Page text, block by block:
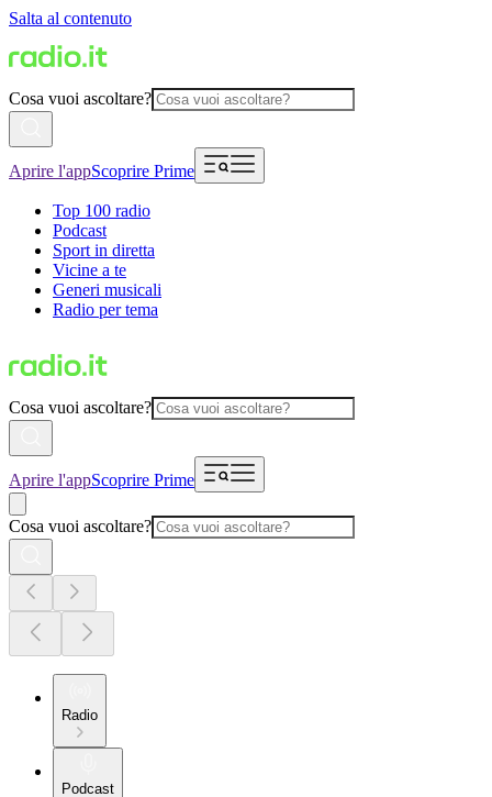
Salta al contenuto
Cosa vuoi ascoltare?
Aprire l'appScoprire Prime
Top 100 radio
Podcast
Sport in diretta
Vicine a te
Generi musicali
Radio per tema
Cosa vuoi ascoltare?
Aprire l'appScoprire Prime
Cosa vuoi ascoltare?
Radio
Podcast